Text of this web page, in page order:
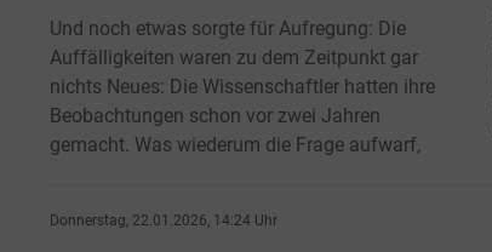
Und noch etwas sorgte für Aufregung: Die
Auffälligkeiten waren zu dem Zeitpunkt gar
nichts Neues: Die Wissenschaftler hatten ihre
Beobachtungen schon vor zwei Jahren
gemacht. Was wiederum die Frage aufwarf,
Donnerstag, 22.01.2026, 14:24 Uhr